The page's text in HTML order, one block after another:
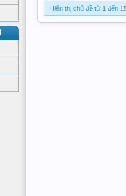
Hiển thị chủ đề từ 1 đến